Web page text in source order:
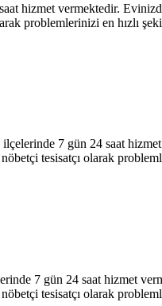
hizmet vermektedir.
problemlerinizi en hızlı
7 gün 24 saat
tesisatçı olarak
7 gün 24 saat hizmet
tesisatçı olarak